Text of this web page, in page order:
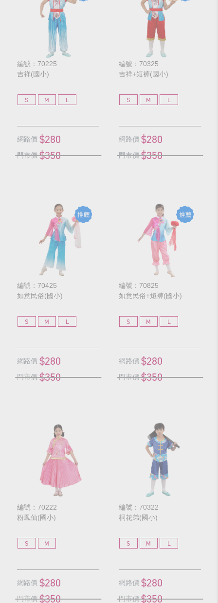
編號：70225
吉祥(國小)
S M L
網路價 $280
門市價 $350
編號：70325
吉祥+短褲(國小)
S M L
網路價 $280
門市價 $350
編號：70425
如意民俗(國小)
S M L
網路價 $280
門市價 $350
編號：70825
如意民俗+短褲(國小)
S M L
網路價 $280
門市價 $350
編號：70222
粉鳳仙(國小)
S M
網路價 $280
門市價 $350
編號：70322
桐花弟(國小)
S M L
網路價 $280
門市價 $350